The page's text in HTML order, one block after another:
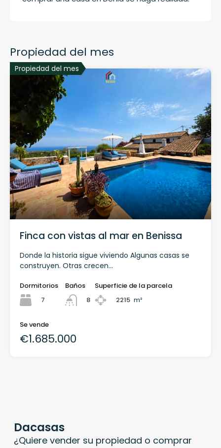
Propiedad del mes
Propiedad del mes
Finca con vistas al mar en Benissa
Donde la historia sigue viviendo Algunas casas se
construyen. Otras crecen…
Dormitorios
7
Baños
8
Superficie de la parcela
2215 m²
Se vende
€1.685.000
Dacasas
¿Quiere vender su propiedad o comprar